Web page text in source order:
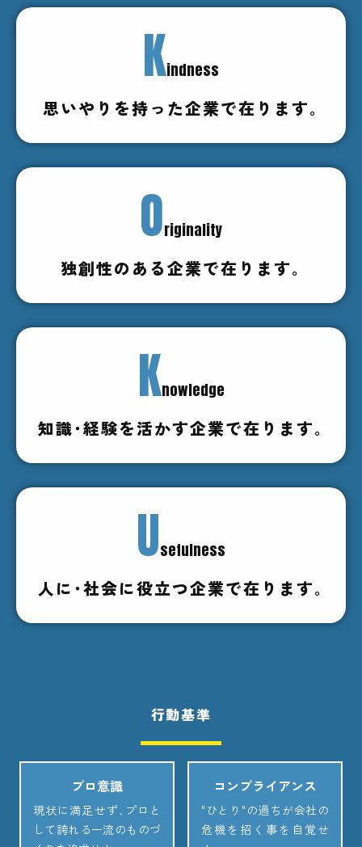
Kindness
思いやりを持った企業で在ります｡
Originality
独創性のある企業で在ります｡
Knowledge
知識･経験を活かす企業で在ります｡
Usefulness
人に･社会に役立つ企業で在ります｡
行動基準
プロ意識
現状に満足せず､プロと
して誇れる一流のものづ
コンプライアンス
"ひとり"の過ちが会社の
危機を招く事を自覚せ